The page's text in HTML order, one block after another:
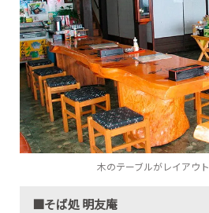
木のテーブルがレイアウ
■そば処 明友庵